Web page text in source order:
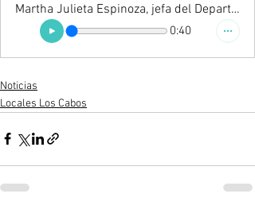
Martha Julieta Espinoza, jefa del Departamento de Educación Especial.
0:40
Noticias
Locales Los Cabos